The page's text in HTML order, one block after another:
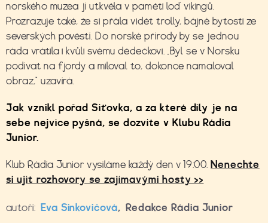
norského muzea jí utkvěla v paměti loď vikingů.
Prozrazuje také, že si přála vidět trolly, bájné bytosti ze
severských pověstí. Do norské přírody by se jednou
ráda vrátila i kvůli svému dědečkovi. „Byl se v Norsku
podívat na fjordy a miloval to, dokonce namaloval
obraz,“ uzavírá.
Jak vznikl pořad Síťovka, a za které díly je na
sebe nejvíce pyšná, se dozvíte v Klubu Rádia
Junior.
Klub Rádia Junior vysíláme každý den v 19:00.Nenechte
si ujít rozhovory se zajímavými hosty >>
autoři: Eva Sinkovičová, Redakce Rádia Junior